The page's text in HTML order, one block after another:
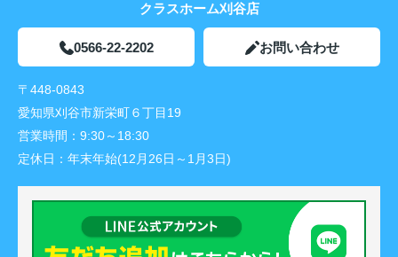
クラスホーム刈谷店
0566-22-2202 お問い合わせ
〒448-0843
愛知県刈谷市新栄町６丁目19
営業時間： 9:30～18:30
定休日： 年末年始(12月26日～1月3日)